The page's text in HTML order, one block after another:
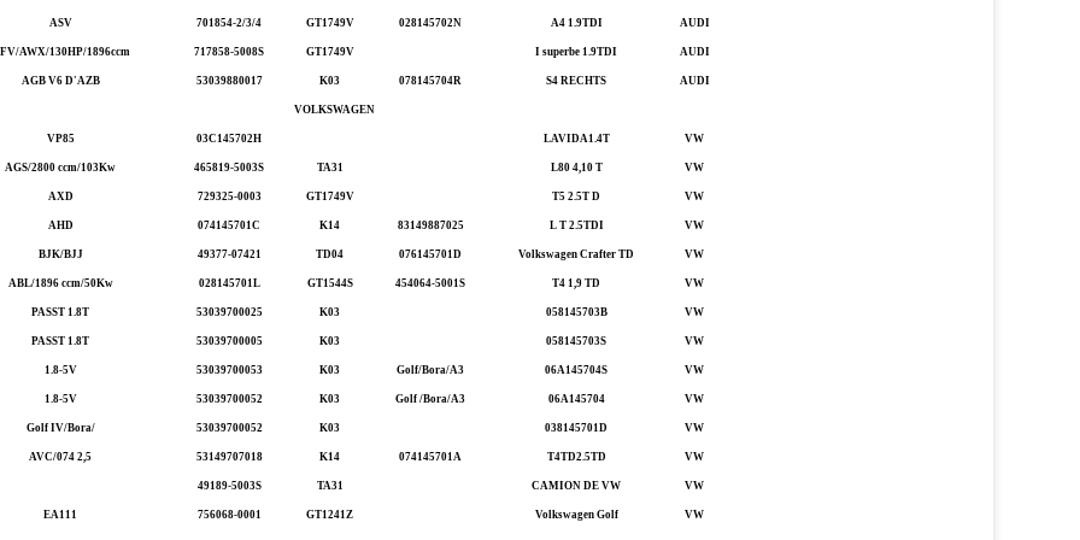
ASV 701854-2/3/4 GT1749V 028145702N A4 1.9TDI AUDI
AWX/130HP/1896ccm 717858-5008S GT1749V I superbe 1.9TDI AUDI
AGB V6 D'AZB 53039880017 K03 078145704R S4 RECHTS AUDI
VOLKSWAGEN
VP85 03C145702H LAVIDA1.4T VW
AGS/2800 ccm/103Kw 465819-5003S TA31 L80 4,10 T VW
AXD 729325-0003 GT1749V T5 2.5T D VW
AHD 074145701C K14 83149887025 L T 2.5TDI VW
BJK/BJJ 49377-07421 TD04 076145701D Volkswagen Crafter TD VW
ABL/1896 ccm/50Kw 028145701L GT1544S 454064-5001S T4 1,9 TD VW
PASST 1.8T 53039700025 K03 058145703B VW
PASST 1.8T 53039700005 K03 058145703S VW
1.8-5V 53039700053 K03 Golf/Bora/A3 06A145704S VW
1.8-5V 53039700052 K03 Golf /Bora/A3 06A145704 VW
Golf IV/Bora/ 53039700052 K03 038145701D VW
AVC/074 2,5 53149707018 K14 074145701A T4TD2.5TD VW
49189-5003S TA31 CAMION DE VW VW
EA111 756068-0001 GT1241Z Volkswagen Golf VW